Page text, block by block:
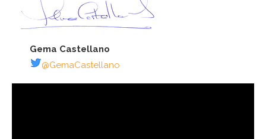
Gema Castellano
@GemaCastellano